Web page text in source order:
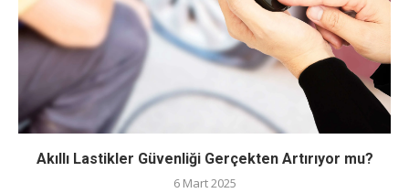
Akıllı Lastikler Güvenliği Gerçekten Artırıyor mu?
6 Mart 2025